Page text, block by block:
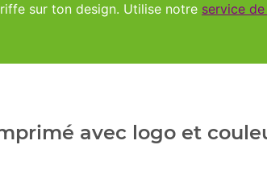
sur ton design. Utilise notre service
avec logo et